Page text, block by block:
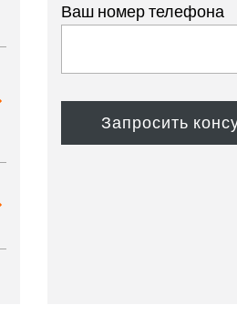
Ваш номер телефона